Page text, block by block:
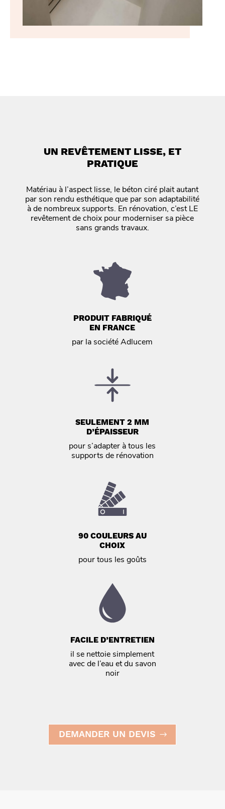
UN REVÊTEMENT LISSE, ET
PRATIQUE
Matériau à l’aspect lisse, le béton ciré plait autant
par son rendu esthétique que par son adaptabilité
à de nombreux supports. En rénovation, c’est LE
revêtement de choix pour moderniser sa pièce
sans grands travaux.
PRODUIT FABRIQUÉ
EN FRANCE
par la société Adlucem
SEULEMENT 2 MM
D’ÉPAISSEUR
pour s’adapter à tous les
supports de rénovation
90 COULEURS AU
CHOIX
pour tous les goûts
FACILE D’ENTRETIEN
il se nettoie simplement
avec de l’eau et du savon
noir
DEMANDER UN DEVIS